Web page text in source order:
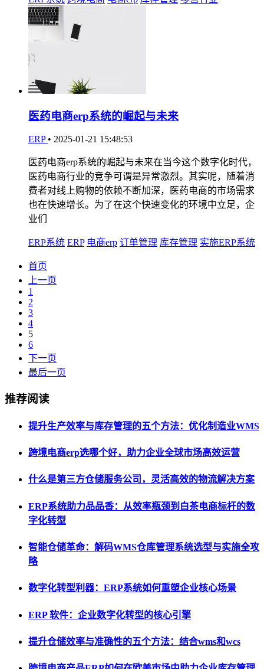
医药电商erp系统的崛起与未来
ERP • 2025-01-21 15:48:53
医药电商erp系统的崛起与未来在当今这个数字化时代，
医药电商行业的竞争可谓是异常激烈。其实呢，随着消
费者对线上购物的依赖不断加深，医药电商的市场需求
也在快速增长。为了在这个快速变化的环境中立足，企
业们
ERP系统 ERP 电商erp 订单管理 库存管理 实施ERP系统
首页
上一页
1
2
3
4
5
6
下一页
最后一页
推荐阅读
提升生产效率与库存管理的五个方法：优化制造业WMS
跨境电商erp选哪个好，助力企业全球市场高效运营
什么是第三方仓储服务公司，灵活高效的物流解决方案
ERP系统助力品品香：从效率瓶颈到白茶电商标杆的数
字化转型
智能仓储革命：解码WMS仓库管理系统选型与实施全攻
略
数字化转型利器：ERP系统如何重塑企业核心场景
ERP 软件：企业数字化转型的核心引擎
提升仓储效率与准确性的五个方法：结合wms和wcs